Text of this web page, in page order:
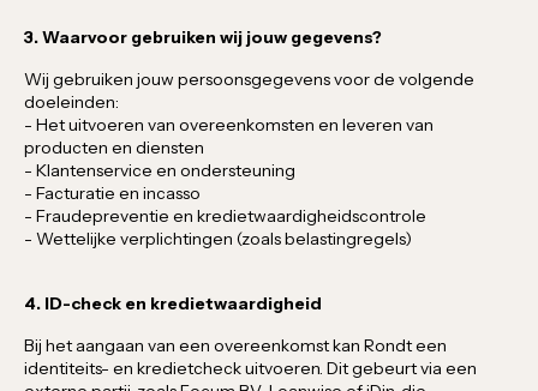
3. Waarvoor gebruiken wij jouw gegevens?
Wij gebruiken jouw persoonsgegevens voor de volgende
doeleinden:
- Het uitvoeren van overeenkomsten en leveren van
producten en diensten
- Klantenservice en ondersteuning
- Facturatie en incasso
- Fraudepreventie en kredietwaardigheidscontrole
- Wettelijke verplichtingen (zoals belastingregels)
4. ID-check en kredietwaardigheid
Bij het aangaan van een overeenkomst kan Rondt een
identiteits- en kredietcheck uitvoeren. Dit gebeurt via een